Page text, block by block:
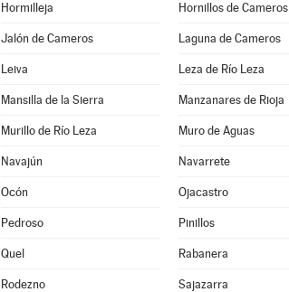
Hormilleja Hornillos de Cameros
Jalón de Cameros Laguna de Cameros
Leiva Leza de Río Leza
Mansilla de la Sierra Manzanares de Rioja
Murillo de Río Leza Muro de Aguas
Navajún Navarrete
Ocón Ojacastro
Pedroso Pinillos
Quel Rabanera
Rodezno Sajazarra